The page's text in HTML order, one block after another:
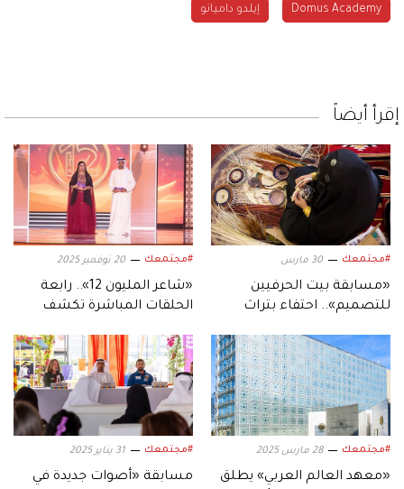
Domus Academy إيلدو داميانو
إقرأ أيضاً
#مجتمعك 30 مارس
«مسابقة بيت الحرفيين
للتصميم».. احتفاء بتراث
#مجتمعك 20 نوفمبر 2025
«شاعر المليون 12».. رابعة
الحلقات المباشرة تكشف
النبطي
#مجتمعك 28 مارس 2025
«معهد العالم العربي» يطلق
#مجتمعك 31 يناير 2025
مسابقة «أصوات جديدة في